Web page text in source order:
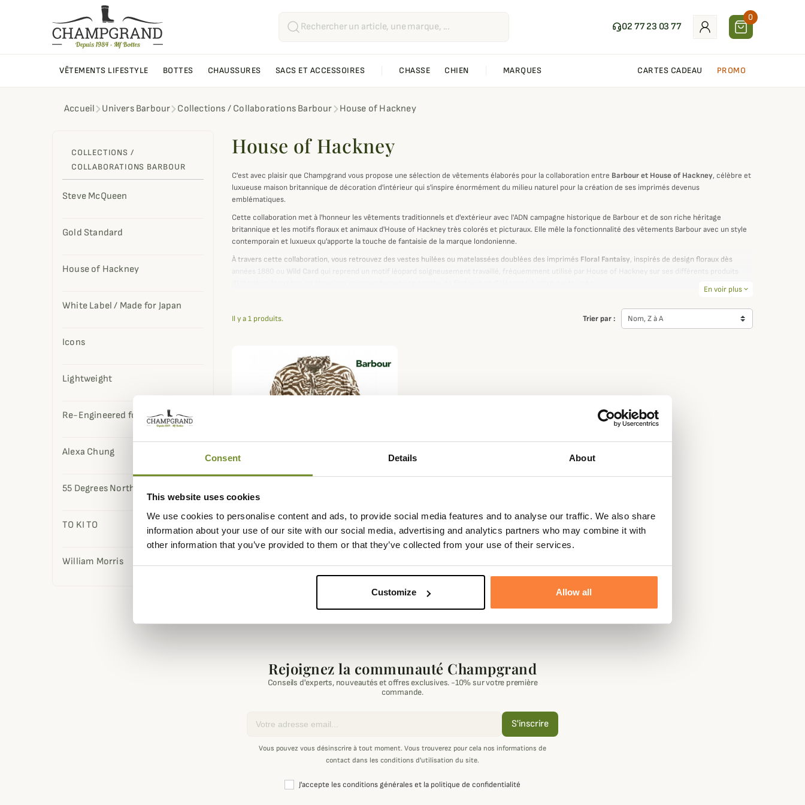
Consent Details About
This website uses cookies
We use cookies to personalise content and ads, to provide social media features and to analyse our traffic. We also share
information about your use of our site with our social media, advertising and analytics partners who may combine it with
other information that you’ve provided to them or that they’ve collected from your use of their services.
Customize Allow all
02 77 23 03 77
0
VÊTEMENTS LIFESTYLE BOTTES CHAUSSURES SACS ET ACCESSOIRES CHASSE CHIEN MARQUES CARTES CADEAU PROMO
Accueil Univers Barbour Collections / Collaborations Barbour House of Hackney
COLLECTIONS /
COLLABORATIONS BARBOUR
Steve McQueen
Gold Standard
House of Hackney
White Label / Made for Japan
Icons
Lightweight
Re-Engineered for Today
Alexa Chung
55 Degrees North
TO KI TO
William Morris
House of Hackney
C'est avec plaisir que Champgrand vous propose une sélection de vêtements élaborés pour la collaboration entre Barbour et House of Hackney, célèbre et
luxueuse maison britannique de décoration d'intérieur qui s'inspire énormément du milieu naturel pour la création de ses imprimés devenus
emblématiques.
Cette collaboration met à l'honneur les vêtements traditionnels et d'extérieur avec l'ADN campagne historique de Barbour et de son riche héritage
britannique et les motifs floraux et animaux d'House of Hackney très colorés et picturaux. Elle mêle la fonctionnalité des vêtements Barbour avec un style
contemporain et luxueux qu'apporte la touche de fantaisie de la marque londonienne.
À travers cette collaboration, vous retrouvez des vestes huilées ou matelassées doublées des imprimés Floral Fantaisy, inspirés de design floraux dès
années 1880 ou Wild Card qui reprend un motif léopard soigneusement travaillé, fréquemment utilisé par House of Hackney sur ses différents produits
En voir plus expand_more
Trier par : Nom, Z à A
Il y a 1 produits.
BARBOUR
Chemisier Martello femme House
of Hackney x Barbour
134,95 €
Affichage 1-1 de 1 article(s)
Rejoignez la communauté Champgrand
Conseils d'experts, nouveautés et offres exclusives. -10% sur votre première
commande.
S'inscrire
Vous pouvez vous désinscrire à tout moment. Vous trouverez pour cela nos informations de
contact dans les conditions d'utilisation du site.
J'accepte les conditions générales et la politique de confidentialité